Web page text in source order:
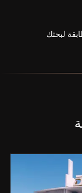
لبحثك